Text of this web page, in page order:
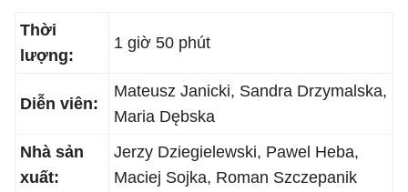
Thời
lượng:
1 giờ 50 phút
Diễn viên:
Mateusz Janicki, Sandra Drzymalska,
Maria Dębska
Nhà sản
xuất:
Jerzy Dziegielewski, Pawel Heba,
Maciej Sojka, Roman Szczepanik